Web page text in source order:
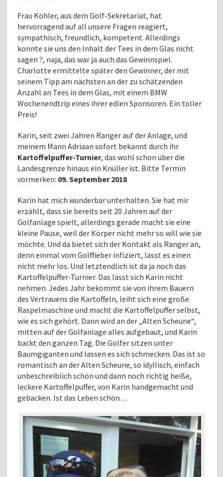
Frau Köhler, aus dem Golf-Sekretariat, hat
hervorragend auf all unsere Fragen reagiert,
sympathisch, freundlich, kompetent. Allerdings
konnte sie uns den Inhalt der Tees in dem Glas nicht
sagen ?, naja, das war ja auch das Gewinnspiel.
Charlotte ermittelte später den Gewinner, der mit
seinem Tipp am nächsten an der zu schätzenden
Anzahl an Tees in dem Glas, mit einem BMW
Wochenendtrip eines ihrer edlen Sponsoren. Ein toller
Preis!
Karin, seit zwei Jahren Ranger auf der Anlage, und
meinem Mann Adriaan sofort bekannt durch ihr
Kartoffelpuffer-Turnier, das wohl schon über die
Landesgrenze hinaus ein Knüller ist. Bitte Termin
vormerken: 09. September 2018
Karin hat mich wunderbar unterhalten. Sie hat mir
erzählt, dass sie bereits seit 20 Jahren auf der
Golfanlage spielt, allerdings gerade macht sie eine
kleine Pause, weil der Körper nicht mehr so will wie sie
möchte. Und da bietet sich der Kontakt als Ranger an,
denn einmal vom Golffieber infiziert, lässt es einen
nicht mehr los. Und letztendlich ist da ja noch das
Kartoffelpuffer-Turnier. Das lässt sich Karin nicht
nehmen. Jedes Jahr bekommt sie von ihrem Bauern
des Vertrauens die Kartoffeln, leiht sich eine große
Raspelmaschine und macht die Kartoffelpuffer selbst,
wie es sich gehört. Dann wird an der „Alten Scheune“,
mitten auf der Golfanlage alles aufgebaut, und Karin
backt den ganzen Tag. Die Golfer sitzen unter
Baumgiganten und lassen es sich schmecken. Das ist so
romantisch an der Alten Scheune, so idyllisch, einfach
unbeschreiblich schön und dann noch richtig heiße,
leckere Kartoffelpuffer, von Karin handgemacht und
gebacken. Ist das Leben schön…